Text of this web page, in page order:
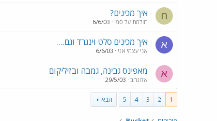
ח איך מכינים?
חולמת על סמי 6/6/03
א איך מכינים סלט וינגרד וגם....
אני עצמי אני 6/6/03
א מאפינס גבינה, גמבה ובזיליקום
אלונהב 29/5/03
1
2
3
4
5 הבא